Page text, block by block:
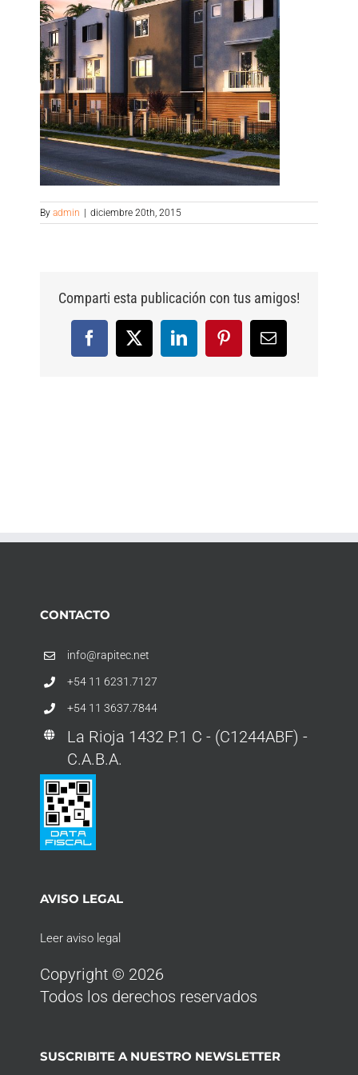
By admin | diciembre 20th, 2015
Comparti esta publicación con tus amigos!
Facebook
X LinkedInPinterestEmail
CONTACTO
info@rapitec.net
+54 11 6231.7127
+54 11 3637.7844
La Rioja 1432 P.1 C - (C1244ABF) -
C.A.B.A.
AVISO LEGAL
Leer aviso legal
Copyright © 2026
Todos los derechos reservados
SUSCRIBITE A NUESTRO NEWSLETTER